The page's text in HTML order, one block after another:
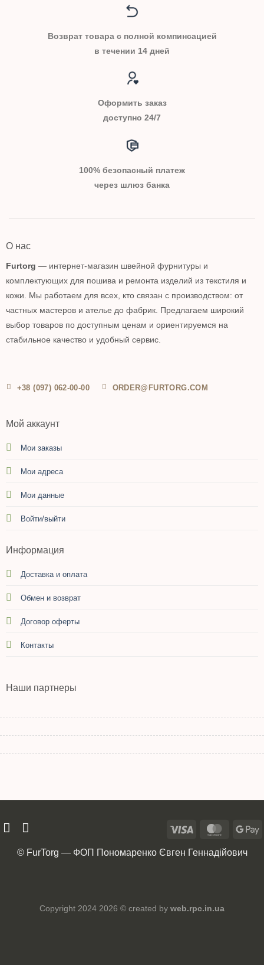
Возврат товара с полной компинсацией
в течении 14 дней
Оформить заказ
доступно 24/7
100% безопасный платеж
через шлюз банка
О нас
Furtorg — интернет-магазин швейной фурнитуры и
комплектующих для пошива и ремонта изделий из текстиля и
кожи. Мы работаем для всех, кто связан с производством: от
частных мастеров и ателье до фабрик. Предлагаем широкий
выбор товаров по доступным ценам и ориентируемся на
стабильное качество и удобный сервис.
+38 (097) 062-00-00 ORDER@FURTORG.COM
Мой аккаунт
Мои заказы
Мои адреса
Мои данные
Войти/выйти
Информация
Доставка и оплата
Обмен и возврат
Договор оферты
Контакты
Наши партнеры
© FurTorg — ФОП Пономаренко Євген Геннадійович
Copyright 2024 2026 © created by web.rpc.in.ua